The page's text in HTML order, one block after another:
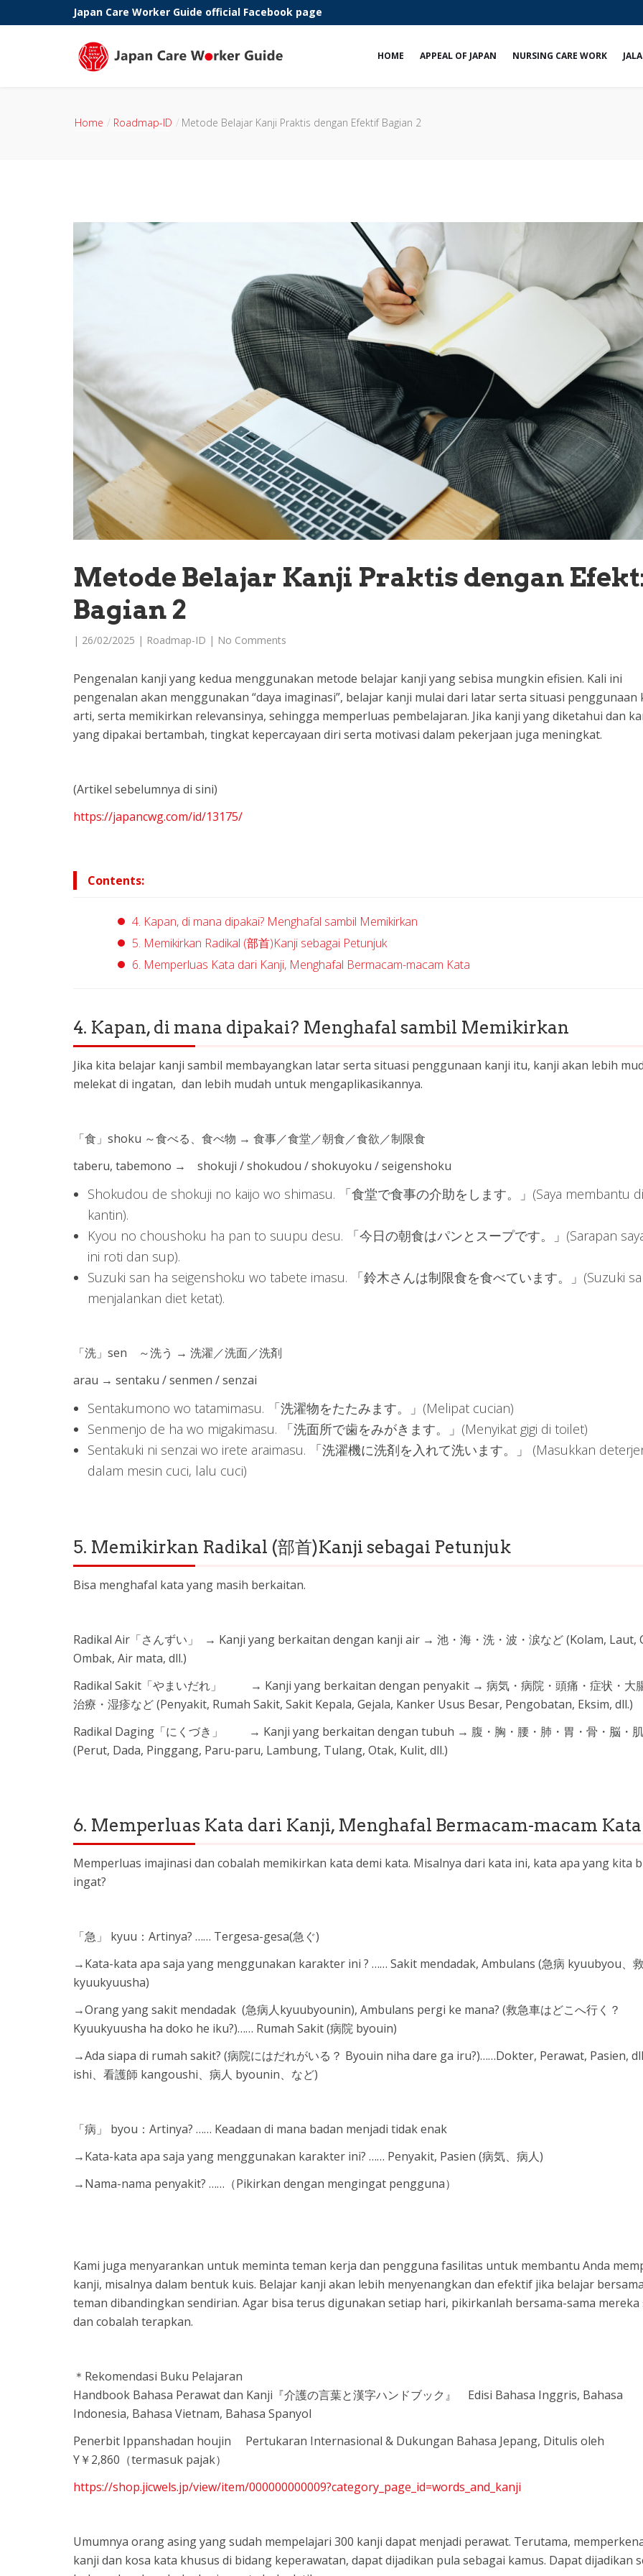
Phone:
Japan Care Worker Guide official Facebook page
HOME APPEAL OF JAPAN NURSING CARE WORK
Home Roadmap-ID Metode Belajar Kanji Praktis dengan Efektif Bagian 2
Metode Belajar Kanji Praktis dengan
Bagian 2
| 26/02/2025 | Roadmap-ID | No Comments
Pengenalan kanji yang kedua menggunakan metode belajar kanji yang sebisa mungkin efisien. Kali ini
pengenalan akan menggunakan “daya imaginasi”, belajar kanji mulai dari latar serta situasi penggunaan
arti, serta memikirkan relevansinya, sehingga memperluas pembelajaran. Jika kanji yang diketahui dan
yang dipakai bertambah, tingkat kepercayaan diri serta motivasi dalam pekerjaan juga meningkat.
(Artikel sebelumnya di sini)
https://japancwg.com/id/13175/
Contents:
4. Kapan, di mana dipakai? Menghafal sambil Memikirkan
5. Memikirkan Radikal (部首)Kanji sebagai Petunjuk
6. Memperluas Kata dari Kanji, Menghafal Bermacam-macam Kata
4. Kapan, di mana dipakai? Menghafal sambil Memikirkan
Jika kita belajar kanji sambil membayangkan latar serta situasi penggunaan kanji itu, kanji akan lebih
melekat di ingatan, dan lebih mudah untuk mengaplikasikannya.
「食」shoku ～食べる、食べ物 → 食事／食堂／朝食／食欲／制限食
taberu, tabemono → shokuji / shokudou / shokuyoku / seigenshoku
Shokudou de shokuji no kaijo wo shimasu. 「食堂で食事の介助をします。」(Saya membantu di
kantin).
Kyou no choushoku ha pan to suupu desu. 「今日の朝食はパンとスープです。」(Sarapan
ini roti dan sup).
Suzuki san ha seigenshoku wo tabete imasu. 「鈴木さんは制限食を食べています。」(Suzuki
menjalankan diet ketat).
「洗」sen ～洗う → 洗濯／洗面／洗剤
arau → sentaku / senmen / senzai
Sentakumono wo tatamimasu. 「洗濯物をたたみます。」(Melipat cucian)
Senmenjo de ha wo migakimasu. 「洗面所で歯をみがきます。」(Menyikat gigi di toilet)
Sentakuki ni senzai wo irete araimasu. 「洗濯機に洗剤を入れて洗います。」 (Masukkan
dalam mesin cuci, lalu cuci)
5. Memikirkan Radikal (部首)Kanji sebagai Petunjuk
Bisa menghafal kata yang masih berkaitan.
Radikal Air「さんずい」 → Kanji yang berkaitan dengan kanji air → 池・海・洗・波・涙など (Kolam, Laut,
Ombak, Air mata, dll.)
Radikal Sakit「やまいだれ」 → Kanji yang berkaitan dengan penyakit → 病気・病院・頭痛・症状・大
治療・湿疹など (Penyakit, Rumah Sakit, Sakit Kepala, Gejala, Kanker Usus Besar, Pengobatan, Eksim, dll.)
Radikal Daging「にくづき」 → Kanji yang berkaitan dengan tubuh → 腹・胸・腰・肺・胃・骨・脳・
(Perut, Dada, Pinggang, Paru-paru, Lambung, Tulang, Otak, Kulit, dll.)
6. Memperluas Kata dari Kanji, Menghafal Bermacam-macam Kata
Memperluas imajinasi dan cobalah memikirkan kata demi kata. Misalnya dari kata ini, kata apa yang kita
ingat?
「急」 kyuu：Artinya? …… Tergesa-gesa(急ぐ)
→Kata-kata apa saja yang menggunakan karakter ini ? …… Sakit mendadak, Ambulans (急病 kyuubyou、
kyuukyuusha)
→Orang yang sakit mendadak (急病人kyuubyounin), Ambulans pergi ke mana? (救急車はどこへ行く？
Kyuukyuusha ha doko he iku?)…… Rumah Sakit (病院 byouin)
→Ada siapa di rumah sakit? (病院にはだれがいる？ Byouin niha dare ga iru?)……Dokter, Perawat, Pasien,
ishi、看護師 kangoushi、病人 byounin、など)
「病」 byou：Artinya? …… Keadaan di mana badan menjadi tidak enak
→Kata-kata apa saja yang menggunakan karakter ini? …… Penyakit, Pasien (病気、病人)
→Nama-nama penyakit? ……（Pikirkan dengan mengingat pengguna）
Kami juga menyarankan untuk meminta teman kerja dan pengguna fasilitas untuk membantu Anda
kanji, misalnya dalam bentuk kuis. Belajar kanji akan lebih menyenangkan dan efektif jika belajar
teman dibandingkan sendirian. Agar bisa terus digunakan setiap hari, pikirkanlah bersama-sama mereka
dan cobalah terapkan.
＊Rekomendasi Buku Pelajaran
Handbook Bahasa Perawat dan Kanji『介護の言葉と漢字ハンドブック』 Edisi Bahasa Inggris, Bahasa
Indonesia, Bahasa Vietnam, Bahasa Spanyol
Penerbit Ippanshadan houjin Pertukaran Internasional & Dukungan Bahasa Jepang, Ditulis oleh
Y￥2,860（termasuk pajak）
https://shop.jicwels.jp/view/item/000000000009?category_page_id=words_and_kanji
Umumnya orang asing yang sudah mempelajari 300 kanji dapat menjadi perawat. Terutama,
kanji dan kosa kata khusus di bidang keperawatan, dapat dijadikan pula sebagai kamus. Dapat dijadikan